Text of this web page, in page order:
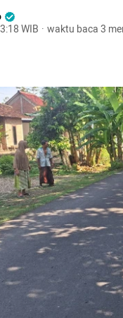
WIB · waktu baca 3